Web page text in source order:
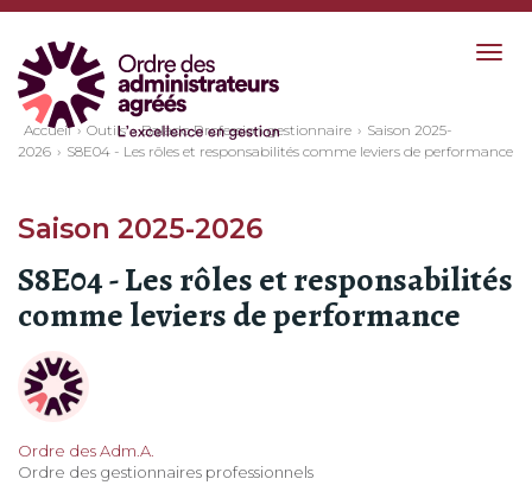
Accueil Outils Balado Profession gestionnaire
Saison 2025-
2026
S8E04 - Les rôles et responsabilités comme leviers de performance
Saison 2025-2026
S8E04 - Les rôles et responsabilités
comme leviers de performance
Ordre des Adm.A.
Ordre des gestionnaires professionnels